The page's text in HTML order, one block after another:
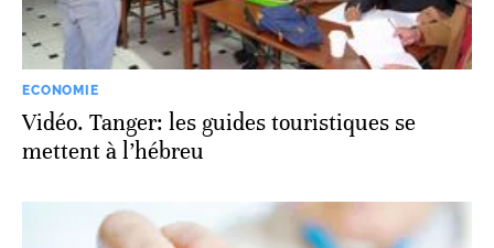
ECONOMIE
Vidéo. Tanger: les guides touristiques se
mettent à l’hébreu